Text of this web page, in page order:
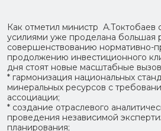
Как отметил министр А.Токтобаев
усилиями уже проделана большая
совершенствованию нормативно-
продолжению инвестиционного
дня стоят новые масштабные
* гармонизация национальных
минеральных ресурсов с
ассоциации;
* создание отраслевого
проведения независимой
планирования;